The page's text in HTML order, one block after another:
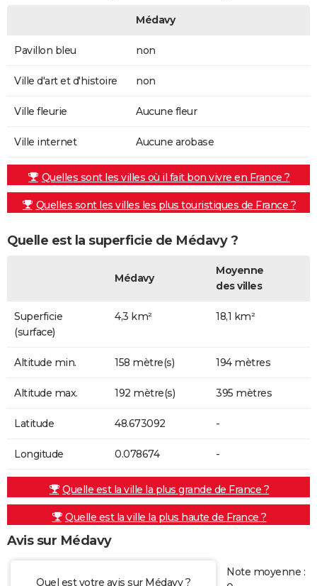
Médavy
Pavillon bleu non
Ville d'art et d'histoire non
Ville fleurie Aucune fleur
Ville internet Aucune arobase
Quelles sont les villes où il fait bon vivre en France ?
Quelles sont les villes les plus touristiques de France ?
Quelle est la superficie de Médavy ?
Médavy
Moyenne
des villes
Superficie
(surface)
4,3 km² 18,1 km²
Altitude min. 158 mètre(s) 194 mètres
Altitude max. 192 mètre(s) 395 mètres
Latitude 48.673092 -
Longitude 0.078674 -
Quelle est la ville la plus grande de France ?
Quelle est la ville la plus haute de France ?
Avis sur Médavy
Quel est votre avis sur Médavy ?
Note moyenne :